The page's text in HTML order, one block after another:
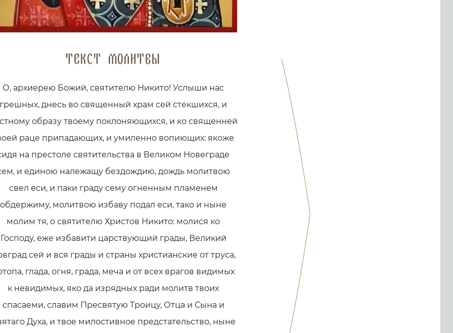
Текст молитвы
О, архиерею Божий, святителю Никито! Услыши нас
грешных, днесь во священный храм сей стекшихся, и
образу твоему поклоняющихся, и ко священней
раце припадающих, и умиленно вопиющих: якоже
на престоле святительства в Великом Новеграде
и единою належащу бездождию, дождь молитвою
свел еси, и паки граду сему огненным пламенем
обдержиму, молитвою избаву подал еси, тако и ныне
молим тя, о святителю Христов Никито: молися ко
Господу, еже избавити царствующий грады, Великий
сей и вся грады и страны христианские от труса,
глада, огня, града, меча и от всех врагов видимых
к невидимых, яко да изрядных ради молитв твоих
спасаеми, славим Пресвятую Троицу, Отца и Сына и
Духа, и твое милостивное предстательство, ныне